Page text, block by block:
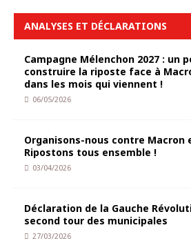
ANALYSES ET DÉCLARATIONS
Campagne Mélenchon 2027 : un
construire la riposte face à
dans les mois qui viennent !
06/05/2026
Organisons-nous contre
Ripostons tous ensemble !
03/04/2026
Déclaration de la Gauche
second tour des municipales
27/03/2026